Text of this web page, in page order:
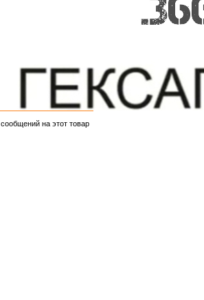
на этот товар